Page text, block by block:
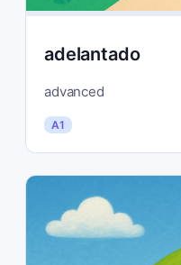
adelantado
advanced
A1